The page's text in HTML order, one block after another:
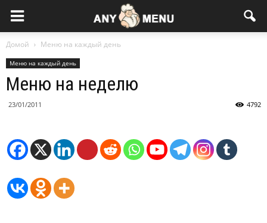
Домой Меню на каждый день
Меню на каждый день
Меню на неделю
23/01/2011 4792